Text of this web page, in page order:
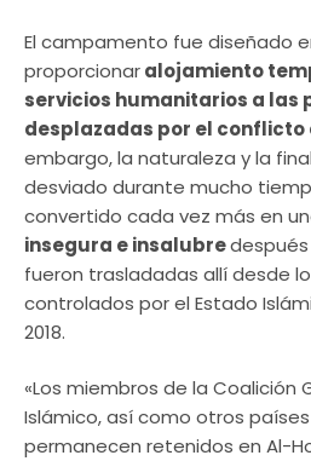
El campamento fue diseñado
proporcionaralojamiento
servicios humanitarios a las
desplazadas por el conflicto
embargo, la naturaleza y la
desviado durante mucho
convertido cada vez más en
insegura e insalubre
fueron trasladadas allí desde
controlados por el Estado
2018.
«Los miembros de la Coalición
Islámico, así como otros
permanecen retenidos en Al-